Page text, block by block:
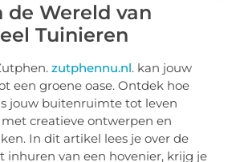
de Wereld van
Tuinieren
zutphennu.nl. kan jouw
een groene oase. Ontdek hoe
jouw buitenruimte tot leven
creatieve ontwerpen en
In dit artikel lees je over de
inhuren van een hovenier, krijg je